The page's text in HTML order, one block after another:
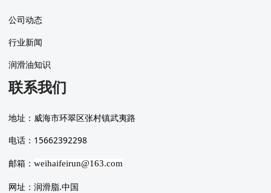
公司动态
行业新闻
润滑油知识
联系我们
地址：威海市环翠区张村镇武夷路
电话：15662392298
邮箱： weihaifeirun@163.com
网址：润滑脂.中国